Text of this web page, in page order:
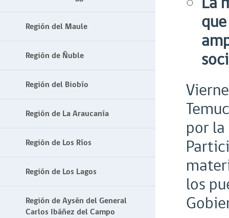
Región del Maule
Región de Ñuble
Región del Biobío
Región de La Araucanía
Región de Los Ríos
Región de Los Lagos
Región de Aysén del General
Carlos Ibáñez del Campo
por
los